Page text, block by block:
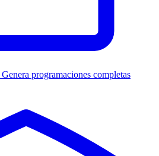
Genera programaciones completas